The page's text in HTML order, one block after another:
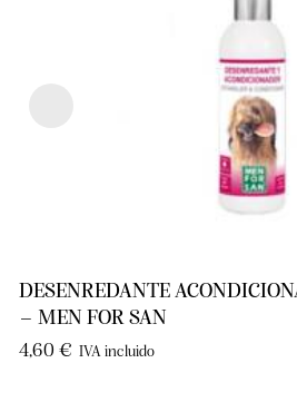
DESENREDANTE
– MEN FOR SAN
4,60 € IVA incluido